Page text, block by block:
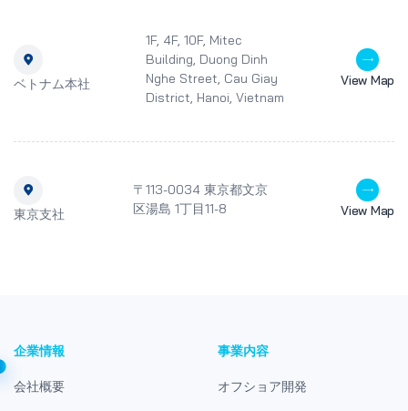
ベトナム本社
1F, 4F, 10F, Mitec
Building, Duong Dinh
Nghe Street, Cau Giay
District, Hanoi, Vietnam
View Map
東京支社
〒113-0034 東京都文京
区湯島 1丁目11-8
View Map
企業情報
会社概要
事業内容
オフショア開発